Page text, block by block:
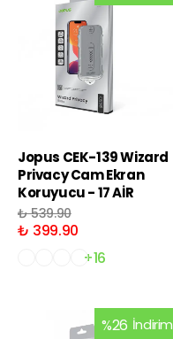
Jopus CEK-139 Wizard
Privacy Cam Ekran
Koruyucu - 17 AİR
₺ 539.90
₺ 399.90
+16
%26 İndirim